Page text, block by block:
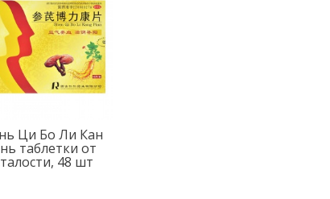
Ци Бо Ли Кан
таблетки от
48 шт